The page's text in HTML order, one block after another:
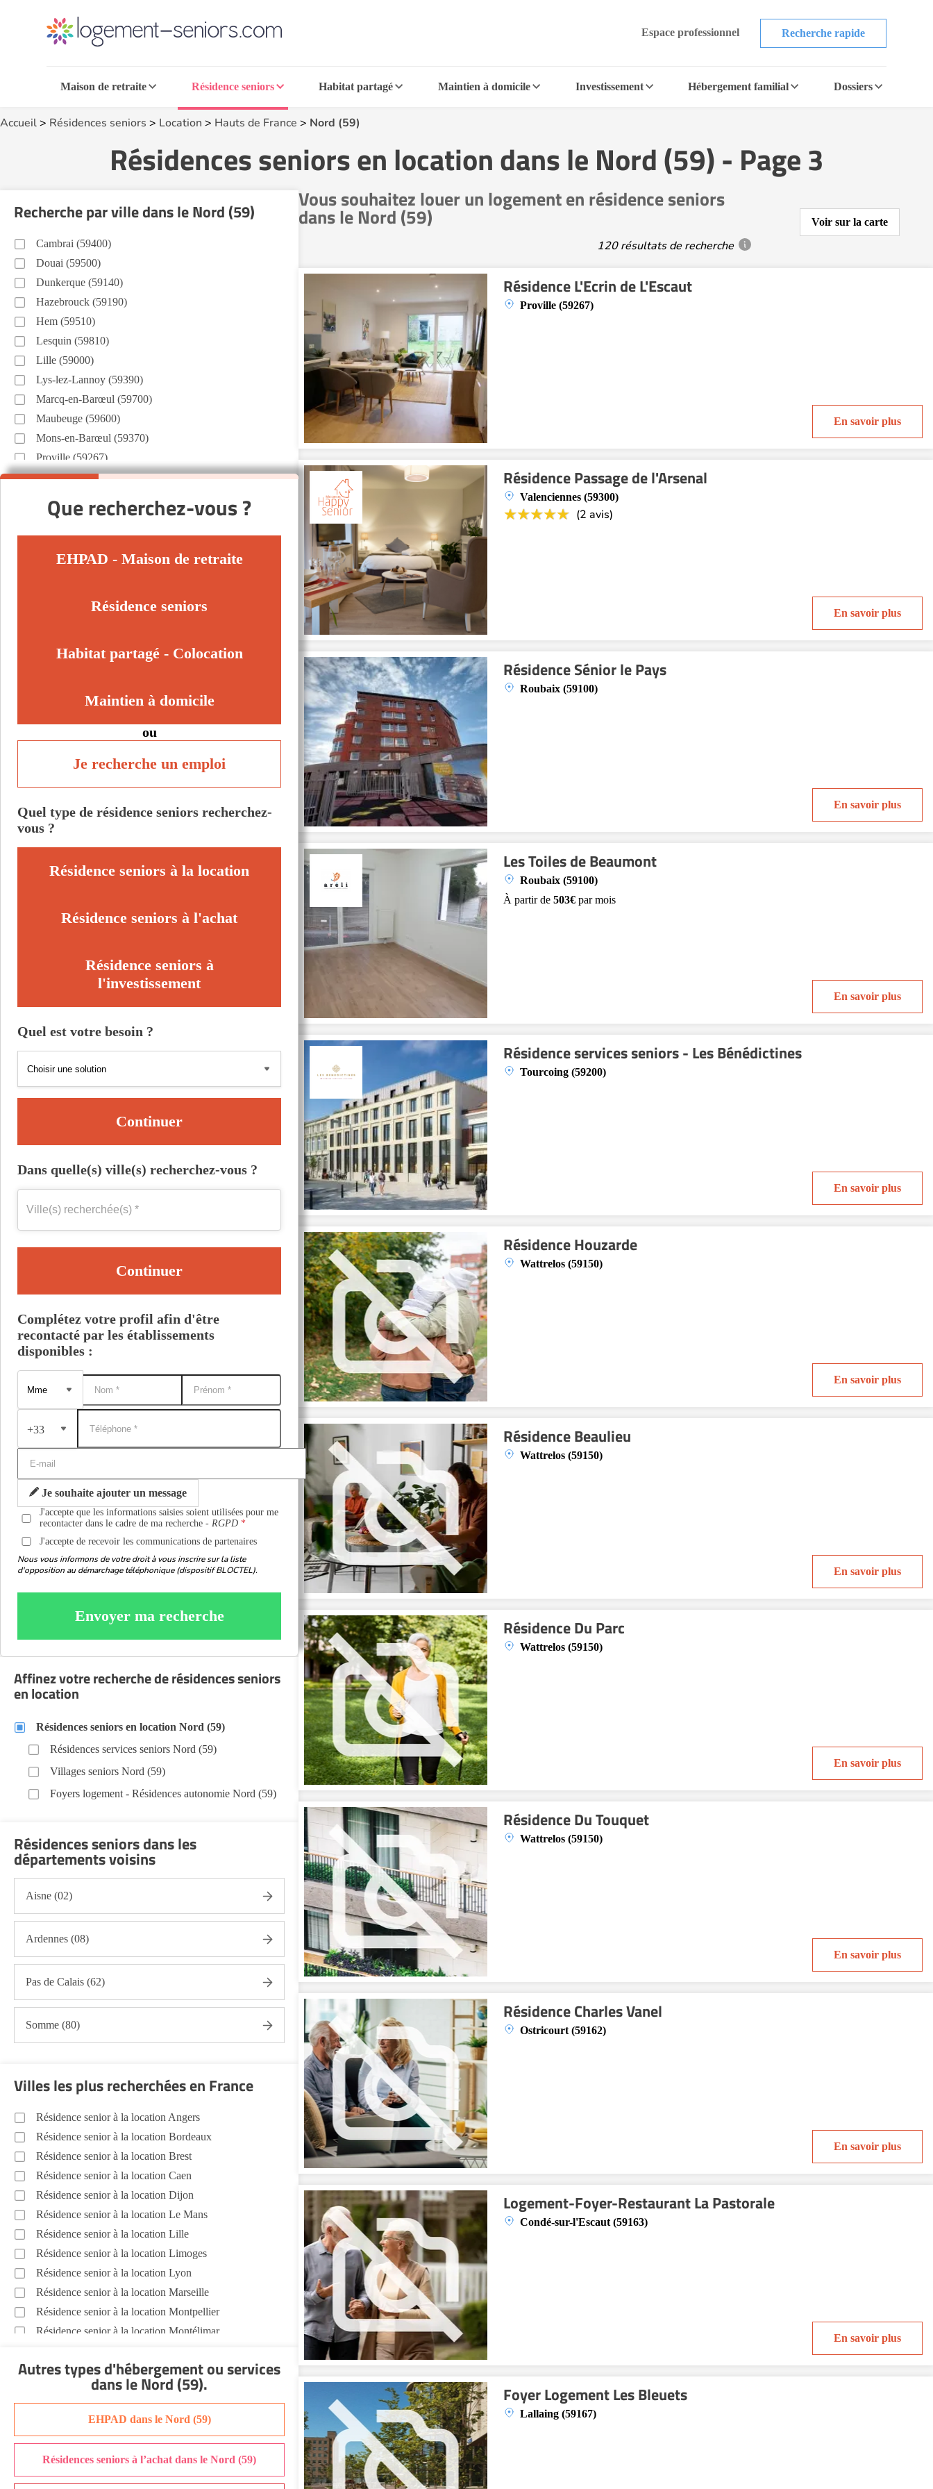
Espace professionnel Recherche rapide
Maison de retraite Résidence seniors Habitat partagé Maintien à domicile Investissement Hébergement familial Dossiers
Accueil> Résidences seniors > Location > Hauts de France > Nord (59)
Résidences seniors en location dans le Nord (59) - Page 3
Vous souhaitez louer un logement en résidence seniors
dans le Nord (59)
120 résultats de recherche
Voir sur la carte
Résidence L'Ecrin de L'Escaut
Proville (59267)
En savoir plus
Résidence Passage de l'Arsenal
Valenciennes (59300)
(2 avis)
En savoir plus
Résidence Sénior le Pays
Roubaix (59100)
En savoir plus
Les Toiles de Beaumont
Roubaix (59100)
À partir de 503€ par mois
En savoir plus
Résidence services seniors - Les Bénédictines
Tourcoing (59200)
En savoir plus
Résidence Houzarde
Wattrelos (59150)
En savoir plus
Résidence Beaulieu
Wattrelos (59150)
En savoir plus
Résidence Du Parc
Wattrelos (59150)
En savoir plus
Résidence Du Touquet
Wattrelos (59150)
En savoir plus
Résidence Charles Vanel
Ostricourt (59162)
En savoir plus
Logement-Foyer-Restaurant La Pastorale
Condé-sur-l'Escaut (59163)
En savoir plus
Foyer Logement Les Bleuets
Lallaing (59167)
Recherche par ville dans le Nord (59)
Cambrai (59400)
Douai (59500)
Dunkerque (59140)
Hazebrouck (59190)
Hem (59510)
Lesquin (59810)
Lille (59000)
Lys-lez-Lannoy (59390)
Marcq-en-Barœul (59700)
Maubeuge (59600)
Mons-en-Barœul (59370)
Proville (59267)
Roubaix (59100)
Saint-Saulve (59880)
Tourcoing (59200)
Téteghem (59229)
Wasquehal (59290)
Que recherchez-vous ?
EHPAD - Maison de retraite
Résidence seniors
Habitat partagé - Colocation
Maintien à domicile
ou
Je recherche un emploi
Quel type de résidence seniors recherchez-
vous ?
Résidence seniors à la location
Résidence seniors à l'achat
Résidence seniors à
l'investissement
Quel est votre besoin ?
Continuer
Dans quelle(s) ville(s) recherchez-vous ?
Continuer
Complétez votre profil afin d'être
recontacté par les établissements
disponibles :
+33
Je souhaite ajouter un message
J'accepte que les informations saisies soient utilisées pour me
recontacter dans le cadre de ma recherche -RGPD
J'accepte de recevoir les communications de partenaires
Nous vous informons de votre droit à vous inscrire sur la liste
d'opposition au démarchage téléphonique (dispositif BLOCTEL).
Envoyer ma recherche
Affinez votre recherche de résidences seniors
en location
Résidences seniors en location Nord (59)
Résidences services seniors Nord (59)
Villages seniors Nord (59)
Foyers logement - Résidences autonomie Nord (59)
Résidences seniors dans les
départements voisins
Aisne (02)
Ardennes (08)
Pas de Calais (62)
Somme (80)
Villes les plus recherchées en France
Résidence senior à la location Angers
Résidence senior à la location Bordeaux
Résidence senior à la location Brest
Résidence senior à la location Caen
Résidence senior à la location Dijon
Résidence senior à la location Le Mans
Résidence senior à la location Lille
Résidence senior à la location Limoges
Résidence senior à la location Lyon
Résidence senior à la location Marseille
Résidence senior à la location Montpellier
Résidence senior à la location Montélimar
Résidence senior à la location Nîmes
Résidence senior à la location Orléans
Résidence senior à la location Reims
Résidence senior à la location Rennes
Résidence senior à la location Strasbourg
Résidence senior à la location Toulouse
Autres types d'hébergement ou services
dans le Nord (59).
EHPAD dans le Nord (59)
Résidences seniors à l’achat dans le Nord (59)